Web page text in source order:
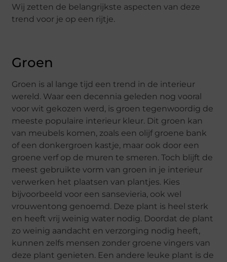
Wij zetten de belangrijkste aspecten van deze
trend voor je op een rijtje.
Groen
Groen is al lange tijd een trend in de interieur
wereld. Waar een decennia geleden nog vooral
voor wit gekozen werd, is groen tegenwoordig de
meeste populaire interieur kleur. Dit groen kan
van meubels komen, zoals een olijf groene bank
of een donkergroen kastje, maar ook door een
groene verf op de muren te smeren. Toch blijft de
meest gebruikte vorm van groen in je interieur
verwerken het plaatsen van plantjes. Kies
bijvoorbeeld voor een sansevieria, ook wel
vrouwentong genoemd. Deze plant is heel sterk
en heeft vrij weinig water nodig. Doordat de plant
zo weinig aandacht en verzorging nodig heeft,
kunnen zelfs mensen zonder groene vingers van
deze plant genieten. Een andere leuke plant is de